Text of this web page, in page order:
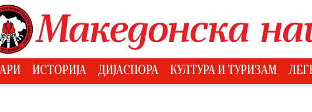
ИСТОРИЈА ДИЈАСПОРА КУЛТУРА И ТУРИЗАМ